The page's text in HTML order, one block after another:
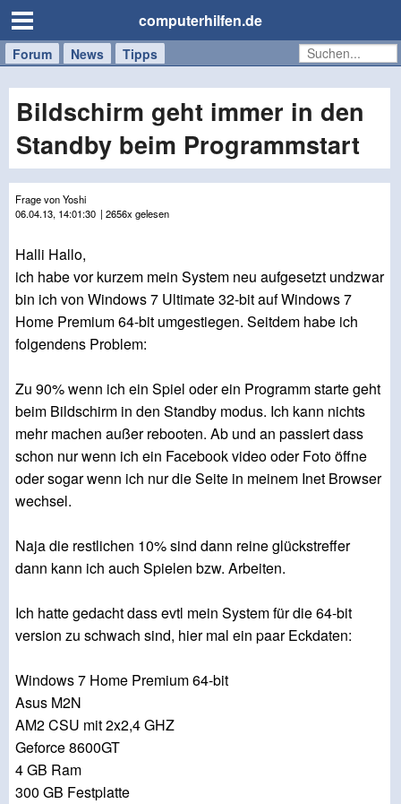
computerhilfen.de
Forum News Tipps
Handy
Tablet
Windows
Mac
Bildschirm geht immer in den
Standby beim Programmstart
Frage von Yoshi
06.04.13, 14:01:30 | 2656x gelesen
Halli Hallo,
ich habe vor kurzem mein System neu aufgesetzt undzwar
bin ich von Windows 7 Ultimate 32-bit auf Windows 7
Home Premium 64-bit umgestiegen. Seitdem habe ich
folgendens Problem:
Zu 90% wenn ich ein Spiel oder ein Programm starte geht
beim Bildschirm in den Standby modus. Ich kann nichts
mehr machen außer rebooten. Ab und an passiert dass
schon nur wenn ich ein Facebook video oder Foto öffne
oder sogar wenn ich nur die Seite in meinem Inet Browser
wechsel.
Naja die restlichen 10% sind dann reine glückstreffer
dann kann ich auch Spielen bzw. Arbeiten.
Ich hatte gedacht dass evtl mein System für die 64-bit
version zu schwach sind, hier mal ein paar Eckdaten:
Windows 7 Home Premium 64-bit
Asus M2N
AM2 CSU mit 2x2,4 GHZ
Geforce 8600GT
4 GB Ram
300 GB Festplatte